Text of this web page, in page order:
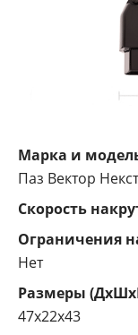
Марка и
Паз Вектор Некст
Cкорость
Ограничения
Нет
Размеры
47x22x43